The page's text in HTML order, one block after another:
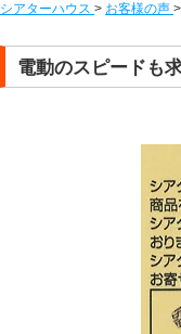
シアターハウス > お客様の声 >
電動のスピードも